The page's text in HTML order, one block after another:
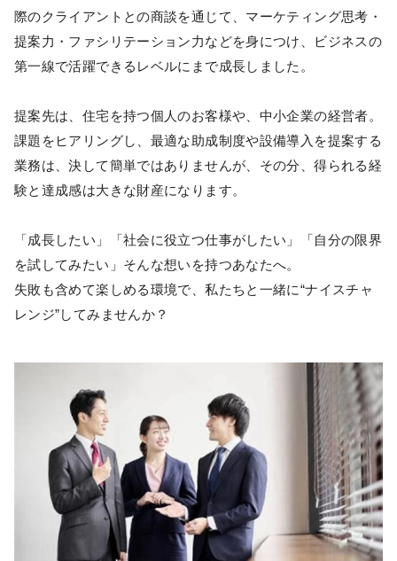
際のクライアントとの商談を通じて、マーケティング思考・
提案力・ファシリテーション力などを身につけ、ビジネスの
第一線で活躍できるレベルにまで成長しました。
提案先は、住宅を持つ個人のお客様や、中小企業の経営者。
課題をヒアリングし、最適な助成制度や設備導入を提案する
業務は、決して簡単ではありませんが、その分、得られる経
験と達成感は大きな財産になります。
「成長したい」「社会に役立つ仕事がしたい」「自分の限界
を試してみたい」そんな想いを持つあなたへ。
失敗も含めて楽しめる環境で、私たちと一緒に“ナイスチャ
レンジ”してみませんか？